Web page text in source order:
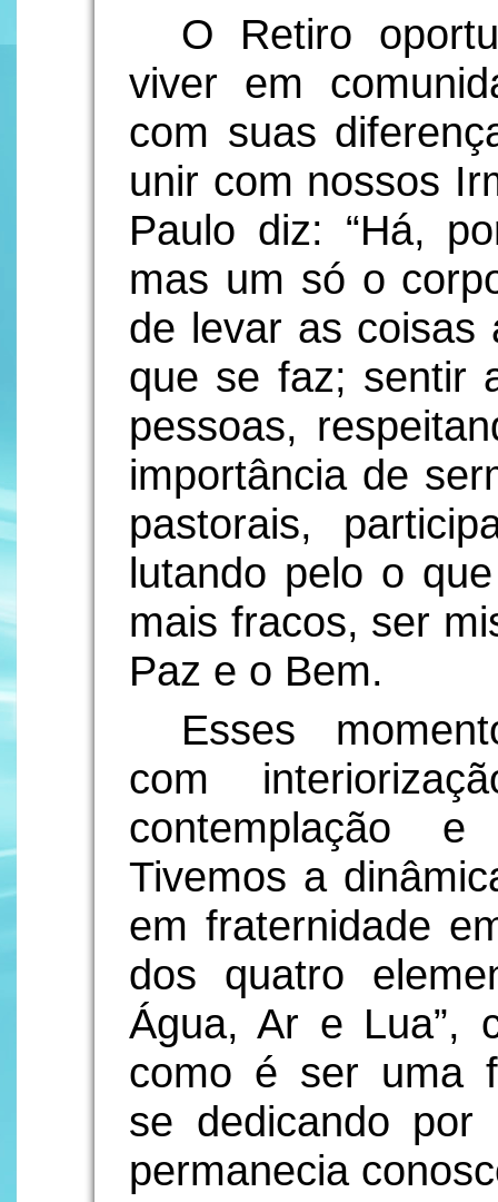
O Retiro
viver em
com suas
unir com nossos
Paulo diz: “Há,
mas um só o
de levar as coisas
que se faz; sentir
pessoas,
importância de
pastorais,
lutando pelo o
mais fracos, ser
Paz e o Bem.
Esses
com
contemplação e
Tivemos a
em fraternidade
dos quatro
Água, Ar e Lua”,
como é ser uma
se dedicando
permanecia